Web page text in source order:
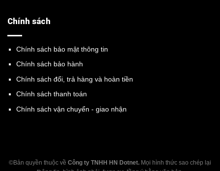
Chính sách
Chính sách bảo mật thông tin
Chính sách bảo hành
Chính sách đổi, trả hàng và hoàn tiền
Chính sách thanh toán
Chính sách vận chuyển - giao nhận
©Bản quyền thuộc về Công ty TNHH HN Dotnet. Mọi hình thức sao chép lại